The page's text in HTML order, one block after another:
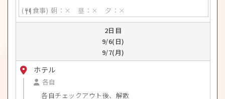
朝：× 昼：× 夕：×
2日目
9/6(日)
9/7(月)
ホテル
各自
各自チェックアウト後、解散